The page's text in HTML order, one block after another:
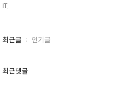
IT,
최
과
최근글 인기글
최근댓글